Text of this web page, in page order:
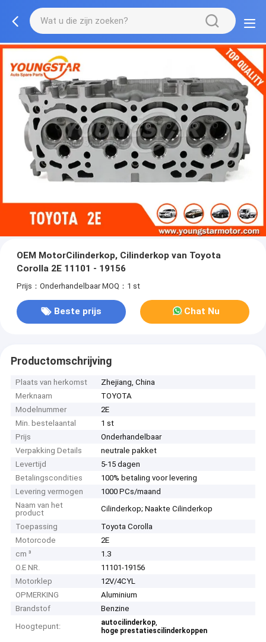
OEM MotorCilinderkop, Cilinderkop van Toyota
Corolla 2E 11101 - 19156
Prijs：Onderhandelbaar MOQ：1 st
Beste prijs Chat Nu
Productomschrijving
Plaats van herkomst
Zhejiang, China
Merknaam
TOYOTA
Modelnummer
2E
Min. bestelaantal
1 st
Prijs
Onderhandelbaar
Verpakking Details
neutrale pakket
Levertijd
5-15 dagen
Betalingscondities
100% betaling voor levering
Levering vermogen
1000 PCs/maand
Naam van het
product
Cilinderkop; Naakte Cilinderkop
Toepassing
Toyota Corolla
Motorcode
2E
cm ³
1.3
O.E NR.
11101-19156
Motorklep
12V/4CYL
OPMERKING
Aluminium
Brandstof
Benzine
Hoogtepunt:
autocilinderkop,
hoge prestatiescilinderkoppen